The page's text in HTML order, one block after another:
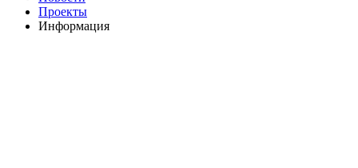
Проекты
Информация